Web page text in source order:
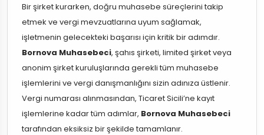
Bir şirket kurarken, doğru muhasebe süreçlerini takip
etmek ve vergi mevzuatlarına uyum sağlamak,
işletmenin gelecekteki başarısı için kritik bir adımdır.
Bornova Muhasebeci, şahıs şirketi, limited şirket veya
anonim şirket kuruluşlarında gerekli tüm muhasebe
işlemlerini ve vergi danışmanlığını sizin adınıza üstlenir.
Vergi numarası alınmasından, Ticaret Sicili’ne kayıt
işlemlerine kadar tüm adımlar, Bornova Muhasebeci
tarafından eksiksiz bir şekilde tamamlanır.